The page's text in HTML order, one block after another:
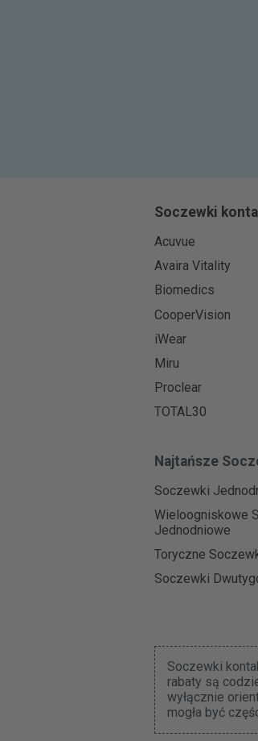
Soczewki
Acuvue
Avaira Vitality
Biomedics
CooperVision
iWear
Miru
Proclear
TOTAL30
Najtańsze
Soczewki
Wieloogniskowe
Jednodniowe
Toryczne
Soczewki
Soczewki
rabaty są
wyłącznie
mogła być